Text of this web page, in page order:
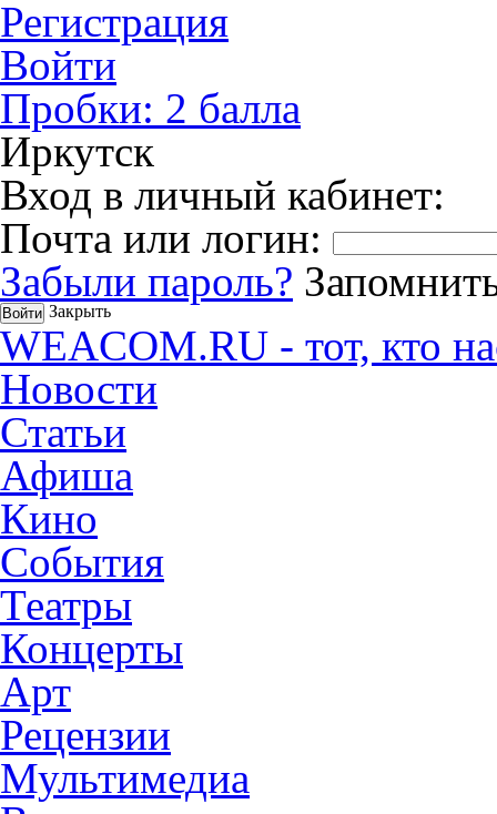
Регистрация
Войти
Пробки: 2 балла
Иркутск
Вход в личный кабинет:
Почта или логин:
Забыли пароль?
Закрыть
WEACOM.RU - тот, кто
Новости
Статьи
Афиша
Кино
События
Театры
Концерты
Арт
Рецензии
Мультимедиа